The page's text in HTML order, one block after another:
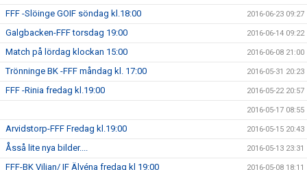
FFF -Slöinge GOIF söndag kl.18:00 2016-06-23 09:27
Galgbacken-FFF torsdag 19:00 2016-06-14 09:22
Match på lördag klockan 15:00 2016-06-08 21:00
Trönninge BK -FFF måndag kl. 17:00 2016-05-31 20:23
FFF -Rinia fredag kl.19:00 2016-05-22 20:57
2016-05-17 08:55
Arvidstorp-FFF Fredag kl.19:00 2016-05-15 20:43
Åsså lite nya bilder.... 2016-05-13 23:31
FFF-BK Viljan/ IF Älvéna fredag kl 19:00 2016-05-08 18:11